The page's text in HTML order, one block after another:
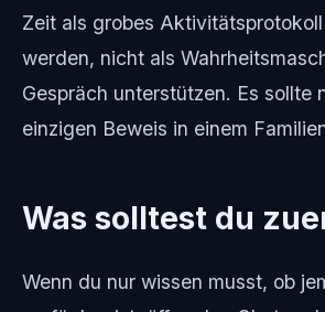
Zeit als grobes
werden, nicht als
Gespräch unterstützen. Es sollte
einzigen Beweis in einem
Was solltest du
Wenn du nur wissen musst, ob